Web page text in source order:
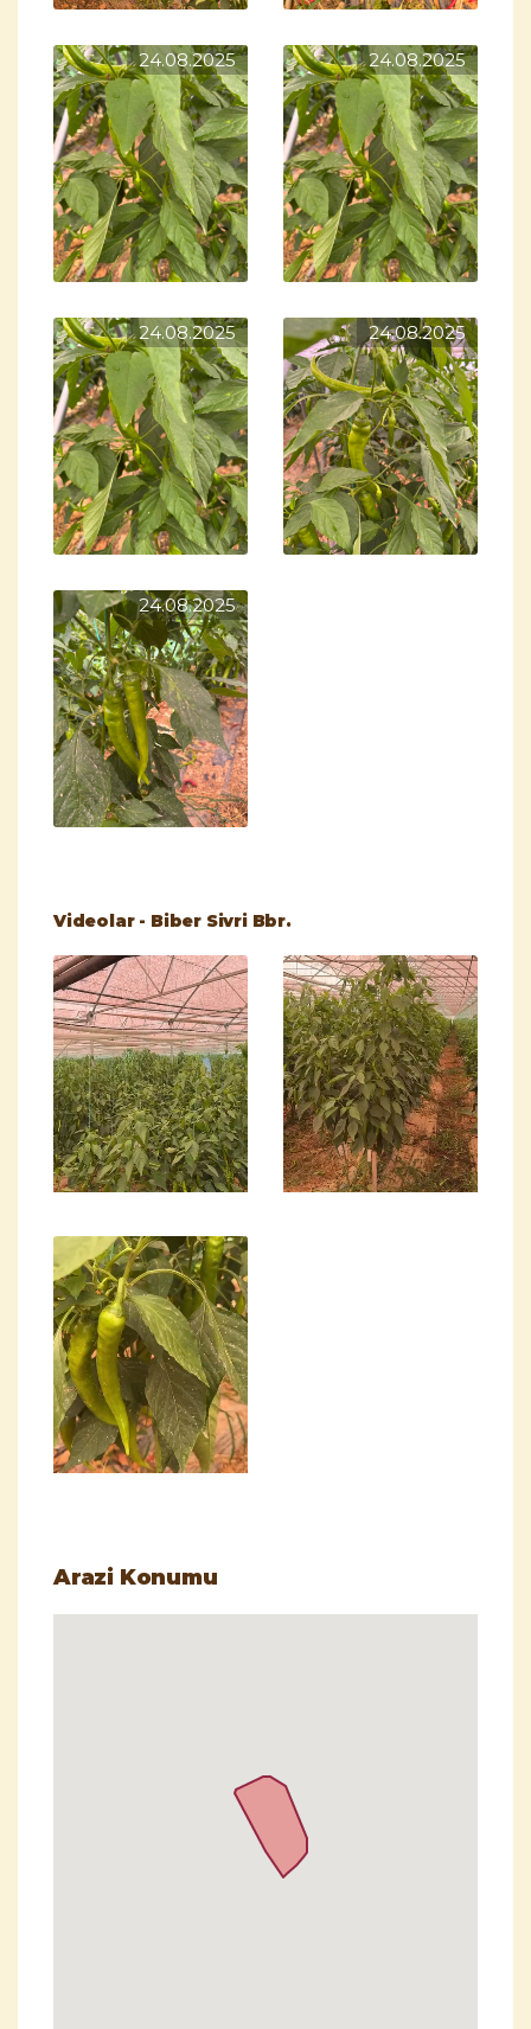
24.08.2025 24.08.2025
24.08.2025 24.08.2025
24.08.2025
Videolar - Biber Sivri Bbr.
Arazi Konumu